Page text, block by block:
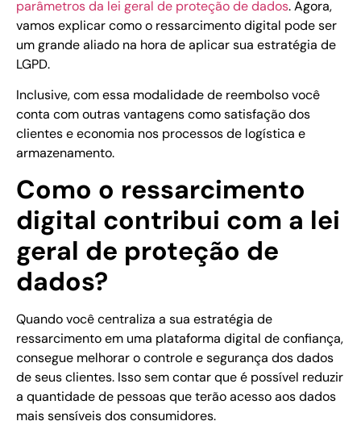
parâmetros da lei geral de proteção de dados. Agora,
vamos explicar como o ressarcimento digital pode ser
um grande aliado na hora de aplicar sua estratégia de
LGPD.
Inclusive, com essa modalidade de reembolso você
conta com outras vantagens como satisfação dos
clientes e economia nos processos de logística e
armazenamento.
Como o ressarcimento
digital contribui com a lei
geral de proteção de
dados?
Quando você centraliza a sua estratégia de
ressarcimento em uma plataforma digital de confiança,
consegue melhorar o controle e segurança dos dados
de seus clientes. Isso sem contar que é possível reduzir
a quantidade de pessoas que terão acesso aos dados
mais sensíveis dos consumidores.